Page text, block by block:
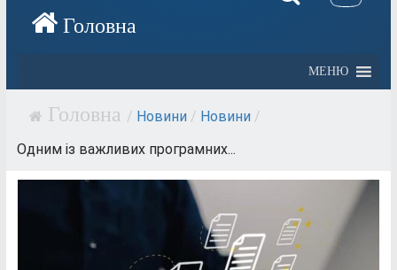
МЕНЮ
/ Новини / Новини /
Одним із важливих програмних...